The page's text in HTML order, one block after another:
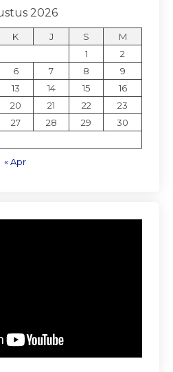
2026
K J S
M
1
2
6 7 8
9
13 14 15
16
20 21 22
23
27 28 29
30
« Apr